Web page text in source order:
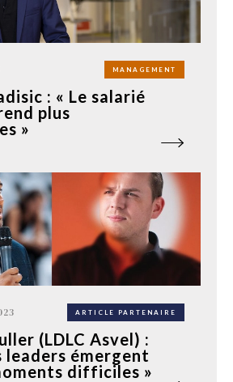
MANAGEMENT
: « Le salarié
plus
»
ARTICLE PARTENAIRE
(LDLC Asvel) :
leaders émergent
difficiles »